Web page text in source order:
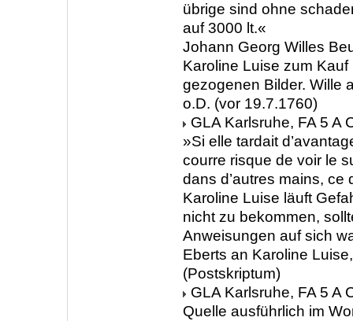
übrige sind ohne
auf 3000 lt.«
Johann Georg Willes
Karoline Luise zum Kauf
gezogenen Bilder. Wille
o.D. (vor 19.7.1760)
GLA Karlsruhe, FA 5 A
»Si elle tardait
courre risque de voir le
dans d’autres mains, ce
Karoline Luise läuft
nicht zu bekommen,
Anweisungen auf sich
Eberts an Karoline
(Postskriptum)
GLA Karlsruhe, FA 5 A
Quelle ausführlich im